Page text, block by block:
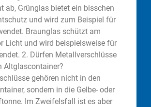
ab, Grünglas bietet ein bisschen
und wird zum Beispiel für
Braunglas schützt am
Licht und wird beispielsweise für
2. Dürfen Metallverschlüsse
Altglascontainer?
gehören nicht in den
sondern in die Gelbe- oder
Im Zweifelsfall ist es aber